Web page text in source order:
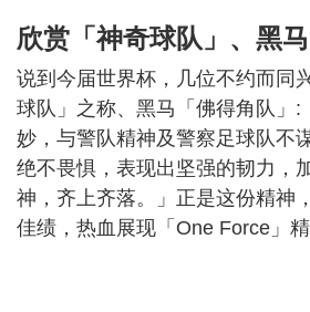
欣赏「神奇球队」、黑马
说到今届世界杯，几位不约而同
球队」之称、黑马「佛得角队」:
妙，与警队精神及警察足球队
绝不畏惧，表现出坚强的韧力，
神，齐上齐落。」正是这份精神
佳绩，热血展现「One Force」精